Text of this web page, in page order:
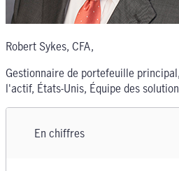
Robert Sykes, CFA,
Gestionnaire de portefeuille
l'actif, États-Unis, Équipe des
En chiffres